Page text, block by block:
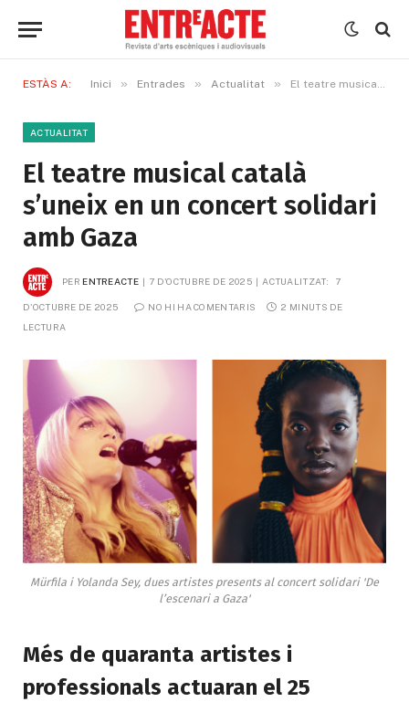
ESTÀS A: Inici » Entrades » Actualitat » El teatre musical català s’uneix en un concert solidari amb Gaza
ACTUALITAT
El teatre musical català
s’uneix en un concert solidari
amb Gaza
PER ENTREACTE 7 D'OCTUBRE DE 2025 ACTUALITZAT: 7
D'OCTUBRE DE 2025 NO HI HA COMENTARIS
2 MINUTS DE
LECTURA
Mürfila i Yolanda Sey, dues artistes presents al concert solidari 'De
l’escenari a Gaza'
Més de quaranta artistes i
professionals actuaran el 25